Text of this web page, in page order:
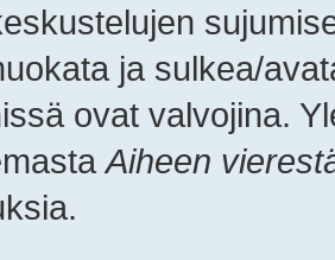
ja sulkea/
ovat valvojina.
Aiheen